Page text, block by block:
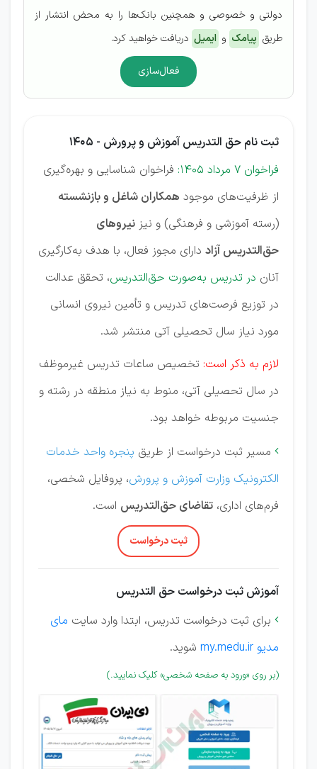
دولتی و خصوصی و همچنین بانک‌ها را به محض انتشار از
طریق پیامک و ایمیل دریافت خواهید کرد.
فعال‌سازی
ثبت نام حق التدریس آموزش و پرورش - 1405
فراخوان 7 مرداد 1405:
فراخوان شناسایی و بهره‌گیری
از ظرفیت‌های موجود همکاران شاغل و بازنشسته
(رسته آموزشی و فرهنگی) و نیز نیروهای
حق‌التدریس آزاد دارای مجوز فعال، با هدف به‌کارگیری
آنان در تدریس به‌صورت حق‌التدریس، تحقق عدالت
در توزیع فرصت‌های تدریس و تأمین نیروی انسانی
مورد نیاز سال تحصیلی آتی منتشر شد.
لازم به ذکر است: تخصیص ساعات تدریس غیرموظف
در سال تحصیلی آتی، منوط به نیاز منطقه در رشته و
جنسیت مربوطه خواهد بود.
 مسیر ثبت درخواست از طریق پنجره واحد خدمات
الکترونیک وزارت آموزش و پرورش، پروفایل شخصی،
فرم‌های اداری، تقاضای حق‌التدریس است.
ثبت درخواست
آموزش ثبت درخواست حق التدریس
 برای ثبت درخواست تدریس، ابتدا وارد سایت مای
مدیو my.medu.ir
شوید.
(بر روی «ورود به صفحه شخصی» کلیک نمایید.)